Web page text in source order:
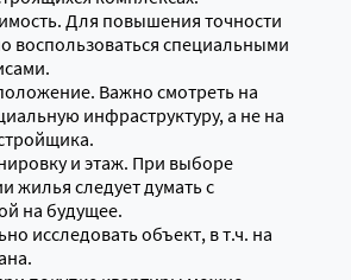
Для повышения точности
воспользоваться специальными
Важно смотреть на
инфраструктуру, а не на
и этаж. При выборе
жилья следует думать с
на будущее.
исследовать объект, в т.ч. на